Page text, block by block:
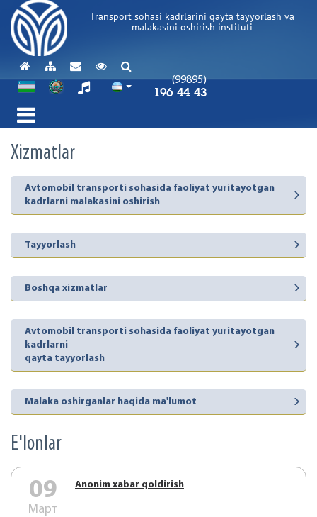
Transport sohasi kadrlarini qayta tayyorlash va
malakasini oshirish instituti
(99895)
196 44 43
Xizmatlar
Avtomobil transporti sohasida faoliyat yuritayotgan
kadrlarni malakasini oshirish
Tayyorlash
Boshqa xizmatlar
Avtomobil transporti sohasida faoliyat yuritayotgan
kadrlarni
qayta tayyorlash
Malaka oshirganlar haqida ma'lumot
E'lonlar
09
Март
Аnonim xabar qoldirish